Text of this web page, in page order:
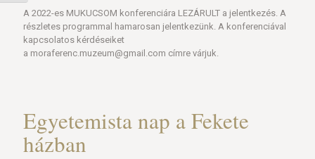
A 2022-es MUKUCSOM konferenciára LEZÁRULT a jelentkezés. A
részletes programmal hamarosan jelentkezünk. A konferenciával
kapcsolatos kérdéseiket
a moraferenc.muzeum@gmail.com címre várjuk.
Egyetemista nap a Fekete
házban